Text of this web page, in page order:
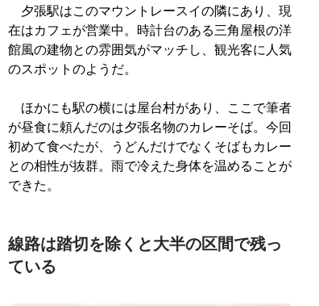
夕張駅はこのマウントレースイの隣にあり、現
在はカフェが営業中。時計台のある三角屋根の洋
館風の建物との雰囲気がマッチし、観光客に人気
のスポットのようだ。
ほかにも駅の横には屋台村があり、ここで筆者
が昼食に頼んだのは夕張名物のカレーそば。今回
初めて食べたが、うどんだけでなくそばもカレー
との相性が抜群。雨で冷えた身体を温めることが
できた。
線路は踏切を除くと大半の区間で残っ
ている